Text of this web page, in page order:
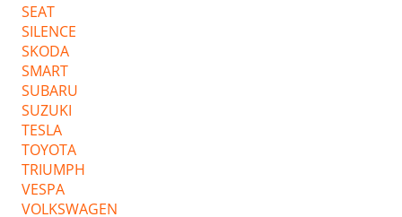
SEAT
SILENCE
SKODA
SMART
SUBARU
SUZUKI
TESLA
TOYOTA
TRIUMPH
VESPA
VOLKSWAGEN